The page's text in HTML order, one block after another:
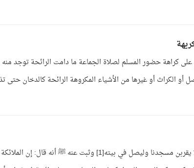
كراهة حضور المسلم لصلاة الجماعة ما دامت الرائحة توجد منه
الكراث أو غيرها من الأشياء المكروهة الرائحة كالدخان حتى
ج: ثبت عن رسول الله ﷺ أنه قال: من أكل ثومًا أو بصلًا فلا يقربن مسجدنا وليصل في بيته[1] وثبت عنه ﷺ أنه قال: إن الملائكة